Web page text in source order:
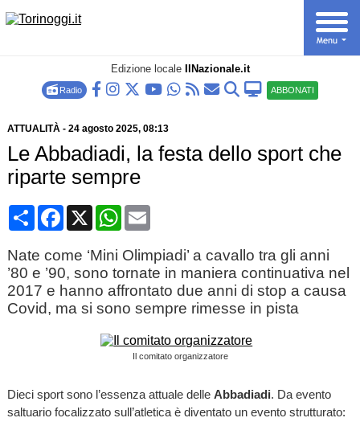
Edizione locale IlNazionale.it
Radio ABBONATI
ATTUALITÀ- 24 agosto 2025, 08:13
Le Abbadiadi, la festa dello sport che
riparte sempre
CondividiFacebook
X WhatsApp
Email
Nate come ‘Mini Olimpiadi’ a cavallo tra gli anni
’80 e ’90, sono tornate in maniera continuativa nel
2017 e hanno affrontato due anni di stop a causa
Covid, ma si sono sempre rimesse in pista
Il comitato organizzatore
Dieci sport sono l’essenza attuale delle Abbadiadi. Da evento
saltuario focalizzato sull’atletica è diventato un evento strutturato: